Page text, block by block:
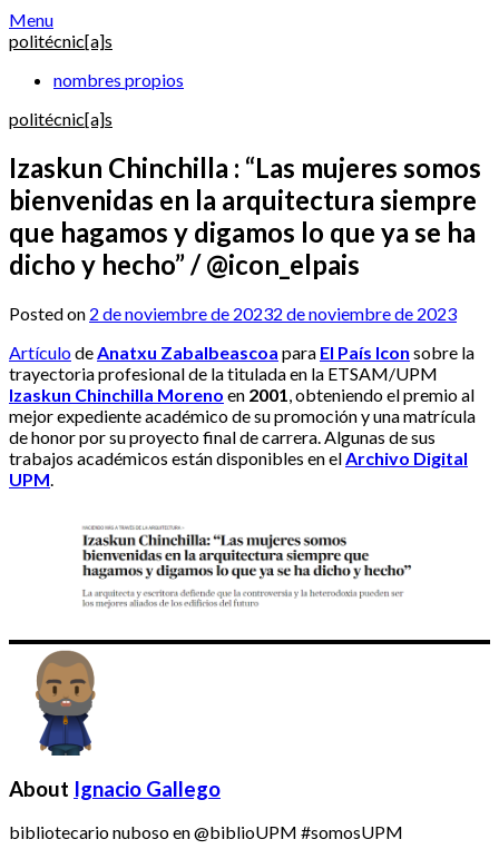
Skip
to
Menu
politécnic[a]s
nombres propios
politécnic[a]s
Izaskun Chinchilla : “Las mujeres somos
bienvenidas en la arquitectura siempre
que hagamos y digamos lo que ya se ha
dicho y hecho” / @icon_elpais
Posted on 2 de noviembre de 20232 de noviembre de 2023
ArtículodeAnatxu Zabalbeascoa para El País Icon sobre la
trayectoria profesional de la titulada en la ETSAM/UPM
Izaskun Chinchilla Moreno en 2001, obteniendo el premio al
mejor expediente académico de su promoción y una matrícula
de honor por su proyecto final de carrera. Algunas de sus
trabajos académicos están disponibles en elArchivo Digital
UPM.
About Ignacio Gallego
bibliotecario nuboso en @biblioUPM #somosUPM